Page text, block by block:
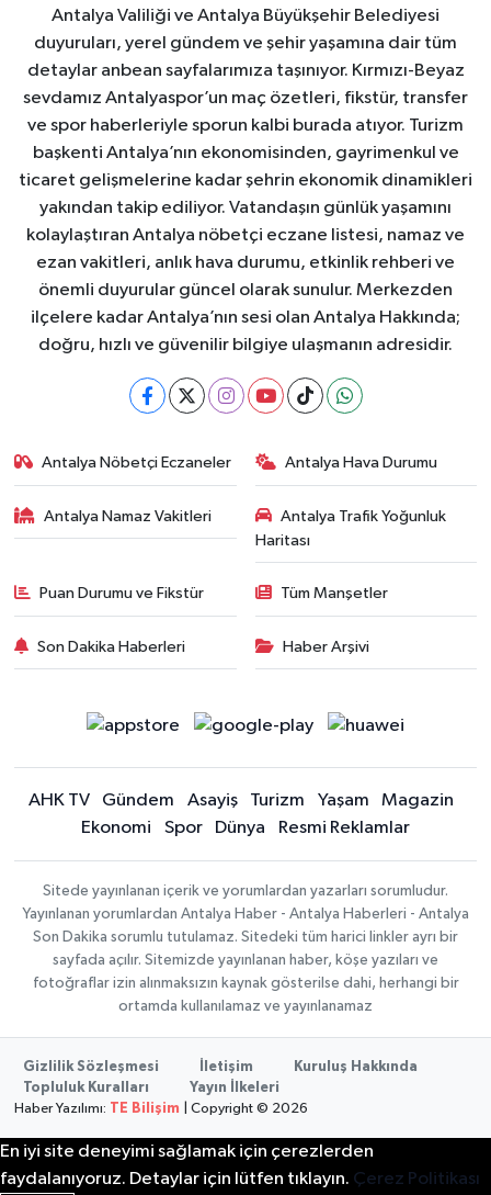
Antalya Valiliği ve Antalya Büyükşehir Belediyesi
duyuruları, yerel gündem ve şehir yaşamına dair tüm
detaylar anbean sayfalarımıza taşınıyor. Kırmızı-Beyaz
sevdamız Antalyaspor’un maç özetleri, fikstür, transfer
ve spor haberleriyle sporun kalbi burada atıyor. Turizm
başkenti Antalya’nın ekonomisinden, gayrimenkul ve
ticaret gelişmelerine kadar şehrin ekonomik dinamikleri
yakından takip ediliyor. Vatandaşın günlük yaşamını
kolaylaştıran Antalya nöbetçi eczane listesi, namaz ve
ezan vakitleri, anlık hava durumu, etkinlik rehberi ve
önemli duyurular güncel olarak sunulur. Merkezden
ilçelere kadar Antalya’nın sesi olan Antalya Hakkında;
doğru, hızlı ve güvenilir bilgiye ulaşmanın adresidir.
Antalya Nöbetçi Eczaneler Antalya Hava Durumu
Antalya Namaz Vakitleri
Antalya Trafik Yoğunluk
Haritası
Puan Durumu ve Fikstür Tüm Manşetler
Son Dakika Haberleri Haber Arşivi
AHK TV Gündem Asayiş Turizm Yaşam
Magazin
Ekonomi
Spor Dünya Resmi Reklamlar
Sitede yayınlanan içerik ve yorumlardan yazarları sorumludur.
Yayınlanan yorumlardan Antalya Haber - Antalya Haberleri - Antalya
Son Dakika sorumlu tutulamaz. Sitedeki tüm harici linkler ayrı bir
sayfada açılır. Sitemizde yayınlanan haber, köşe yazıları ve
fotoğraflar izin alınmaksızın kaynak gösterilse dahi, herhangi bir
ortamda kullanılamaz ve yayınlanamaz
Gizlilik Sözleşmesi İletişim
Kuruluş Hakkında
Topluluk Kuralları
Yayın İlkeleri
Haber Yazılımı: TE Bilişim | Copyright © 2026
En iyi site deneyimi sağlamak için çerezlerden
faydalanıyoruz. Detaylar için lütfen tıklayın. Çerez Politikası